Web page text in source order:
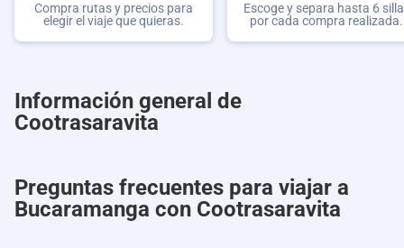
Compra rutas y precios para
elegir el viaje que quieras.
Escoge y separa hasta 6
por cada compra realizada.
Información general de
Cootrasaravita
Preguntas frecuentes para viajar a
Bucaramanga con Cootrasaravita